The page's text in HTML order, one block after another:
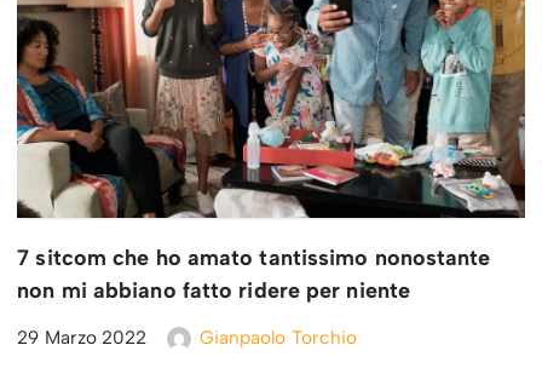
7 sitcom che ho amato tantissimo nonostante
non mi abbiano fatto ridere per niente
29 Marzo 2022 Gianpaolo Torchio